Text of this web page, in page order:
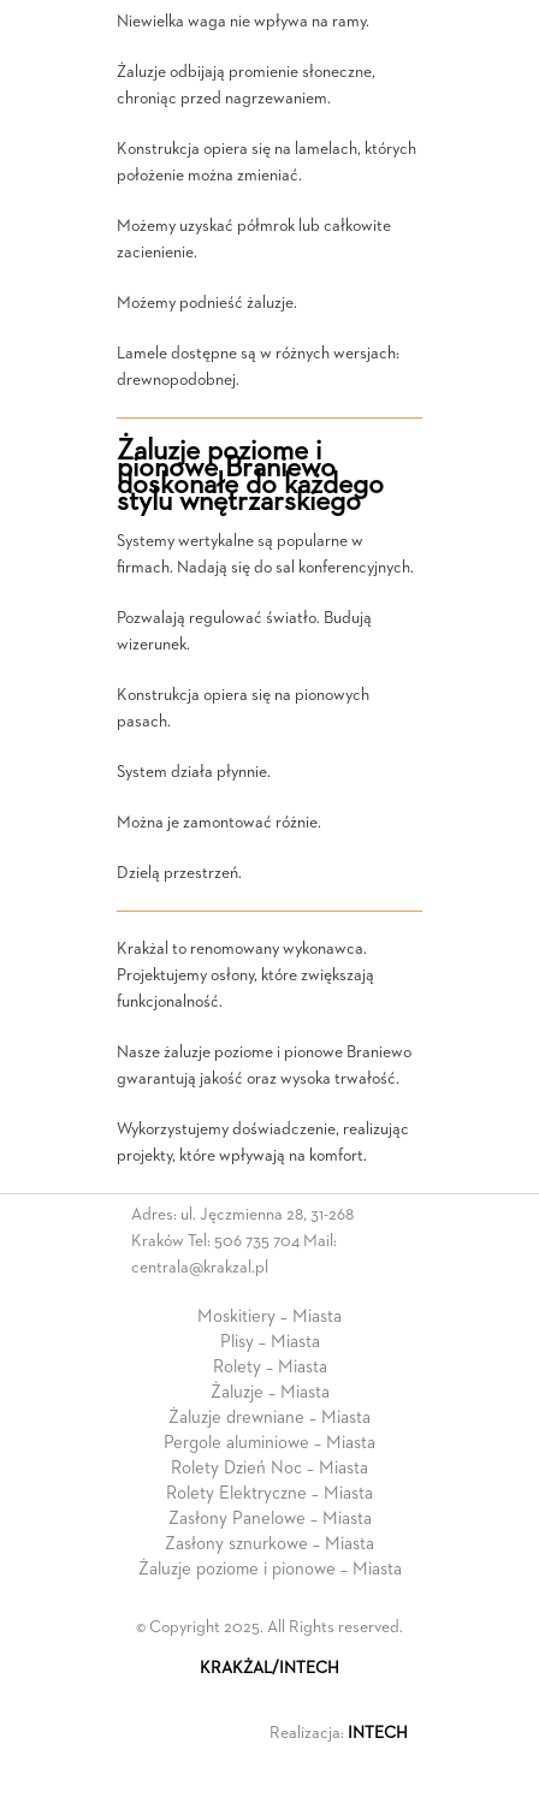
Niewielka waga nie wpływa na ramy.
Żaluzje odbijają promienie słoneczne,
chroniąc przed nagrzewaniem.
Konstrukcja opiera się na lamelach, których
położenie można zmieniać.
Możemy uzyskać półmrok lub całkowite
zacienienie.
Możemy podnieść żaluzje.
Lamele dostępne są w różnych wersjach:
drewnopodobnej.
Żaluzje poziome i
pionowe Braniewo
doskonałe do każdego
stylu wnętrzarskiego
Systemy wertykalne są popularne w
firmach. Nadają się do sal konferencyjnych.
Pozwalają regulować światło. Budują
wizerunek.
Konstrukcja opiera się na pionowych
pasach.
System działa płynnie.
Można je zamontować różnie.
Dzielą przestrzeń.
Krakżal to renomowany wykonawca.
Projektujemy osłony, które zwiększają
funkcjonalność.
Nasze żaluzje poziome i pionowe Braniewo
gwarantują jakość oraz wysoka trwałość.
Wykorzystujemy doświadczenie, realizując
projekty, które wpływają na komfort.
Adres: ul. Jęczmienna 28, 31-268
Kraków Tel: 506 735 704 Mail:
centrala@krakzal.pl
Moskitiery – Miasta
Plisy – Miasta
Rolety – Miasta
Żaluzje – Miasta
Żaluzje drewniane – Miasta
Pergole aluminiowe – Miasta
Rolety Dzień Noc – Miasta
Rolety Elektryczne – Miasta
Zasłony Panelowe – Miasta
Zasłony sznurkowe – Miasta
Żaluzje poziome i pionowe – Miasta
© Copyright 2025. All Rights reserved.
KRAKŻAL/INTECH
Realizacja: INTECH